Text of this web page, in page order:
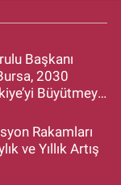
Başkanı
2030
Büyütmeye
Rakamları
ve Yıllık Artış